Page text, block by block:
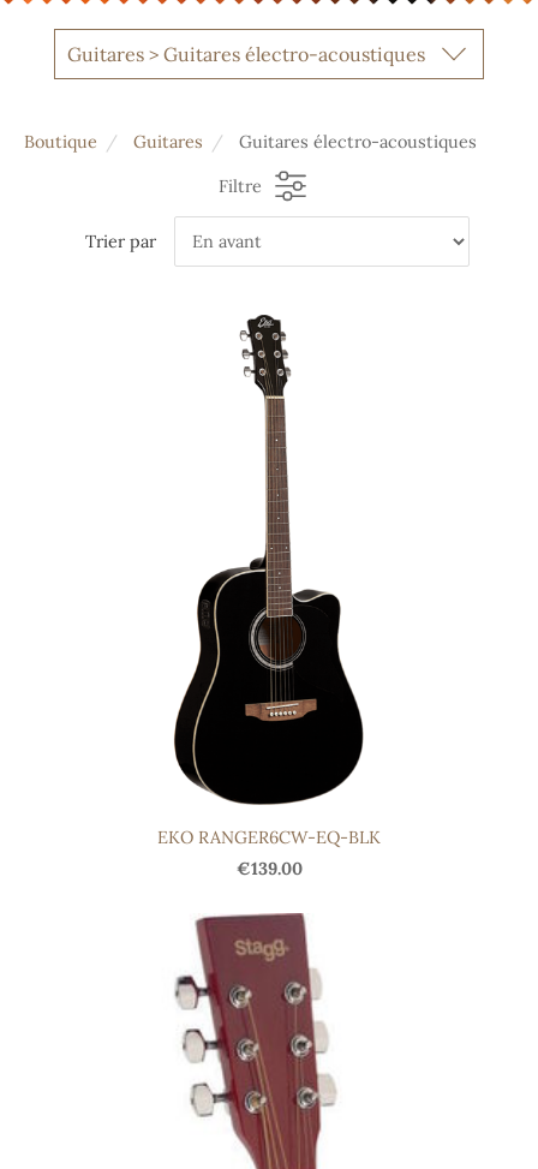
Guitares > Guitares électro-acoustiques
Boutique Guitares Guitares électro-acoustiques
Filtre
Trier par
EKO RANGER6CW-EQ-BLK
€139.00